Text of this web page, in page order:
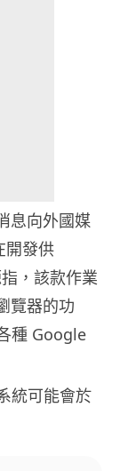
息向外國媒
開發供
，該款作業
覽器的功
種 Google
統可能會於